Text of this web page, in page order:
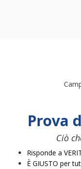
Prova
Ciò
Risponde a
È GIUSTO per